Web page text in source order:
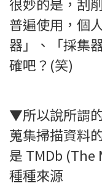
普遍使用，個
器」、「採集
確吧？(笑)
▼所以說所謂
蒐集掃描資料
是 TMDb (The
種種來源